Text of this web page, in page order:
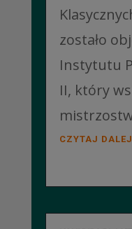
zostało
Instytutu
II, który
CZYTAJ DALEJ